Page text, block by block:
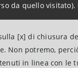
da quello
[x] di chiusura
Non potremo,
in linea con le
Quisisana srl